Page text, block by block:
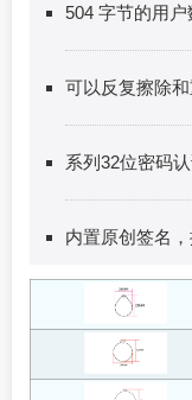
504 字节的用
可以反复擦除
系列32位密码认
内置原创签名